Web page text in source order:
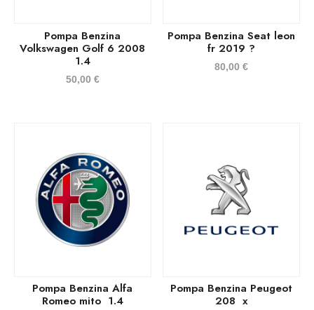
Pompa Benzina
Volkswagen Golf 6 2008
1.4
50,00 €
Pompa Benzina Seat leon
fr 2019 ?
80,00€
Pompa Benzina Alfa
Romeo mito 1.4
Pompa Benzina Peugeot
208 x